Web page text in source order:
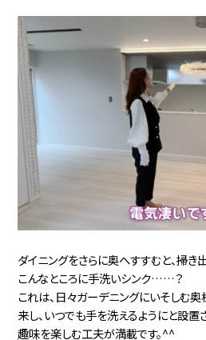
ダイニングをさらに奥へすすむと、掃き
こんなところに手洗いシンク……？
これは、日々ガーデニングにいそしむ
来し、いつでも手を洗えるようにと設置
趣味を楽しむ工夫が満載です。^^